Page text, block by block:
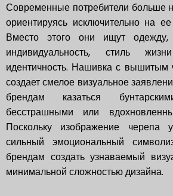
Современные потребители больше
ориентируясь исключительно на
Вместо этого они ищут одежду,
индивидуальность, стиль
идентичность. Нашивка с вышитым
создает смелое визуальное
брендам казаться
бесстрашными или
Поскольку изображение
сильный эмоциональный
брендам создать узнаваемый
минимальной сложностью дизайна.